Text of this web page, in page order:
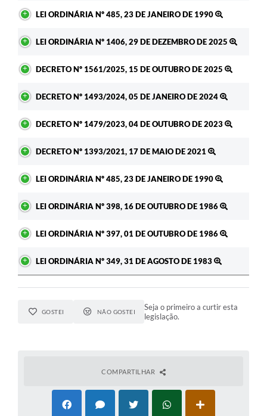
LEI ORDINÁRIA Nº 485, 23 DE JANEIRO DE 1990
LEI ORDINÁRIA Nº 1406, 29 DE DEZEMBRO DE 2025
DECRETO Nº 1561/2025, 15 DE OUTUBRO DE 2025
DECRETO Nº 1493/2024, 05 DE JANEIRO DE 2024
DECRETO Nº 1479/2023, 04 DE OUTUBRO DE 2023
DECRETO Nº 1393/2021, 17 DE MAIO DE 2021
LEI ORDINÁRIA Nº 485, 23 DE JANEIRO DE 1990
LEI ORDINÁRIA Nº 398, 16 DE OUTUBRO DE 1986
LEI ORDINÁRIA Nº 397, 01 DE OUTUBRO DE 1986
LEI ORDINÁRIA Nº 349, 31 DE AGOSTO DE 1983
GOSTEI NÃO GOSTEI
Seja o primeiro a curtir esta
legislação.
COMPARTILHAR